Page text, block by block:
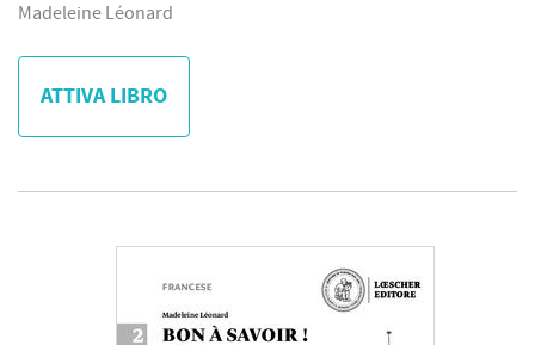
Madeleine Léonard
ATTIVA LIBRO